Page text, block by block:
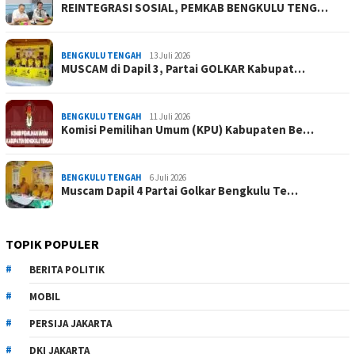
REINTEGRASI SOSIAL, PEMKAB BENGKULU TENG…
BENGKULU TENGAH 13 Juli 2026
MUSCAM di Dapil 3, Partai GOLKAR Kabupat…
BENGKULU TENGAH 11 Juli 2026
Komisi Pemilihan Umum (KPU) Kabupaten Be…
BENGKULU TENGAH 6 Juli 2026
Muscam Dapil 4 Partai Golkar Bengkulu Te…
TOPIK POPULER
BERITA POLITIK
MOBIL
PERSIJA JAKARTA
DKI JAKARTA